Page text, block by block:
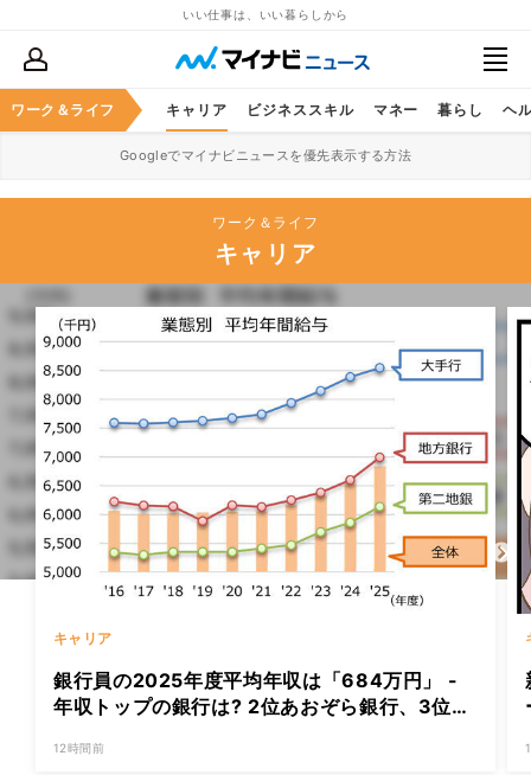
いい仕事は、いい暮らしから
ワーク＆ライフ キャリア ビジネススキル マネー 暮らし ヘ
Googleでマイナビニュースを優先表示する方法
ワーク＆ライフ
キャリア
キャリア
銀行員の2025年度平均年収は「684万円」 -
年収トップの銀行は? 2位あおぞら銀行、3位三
12時間前